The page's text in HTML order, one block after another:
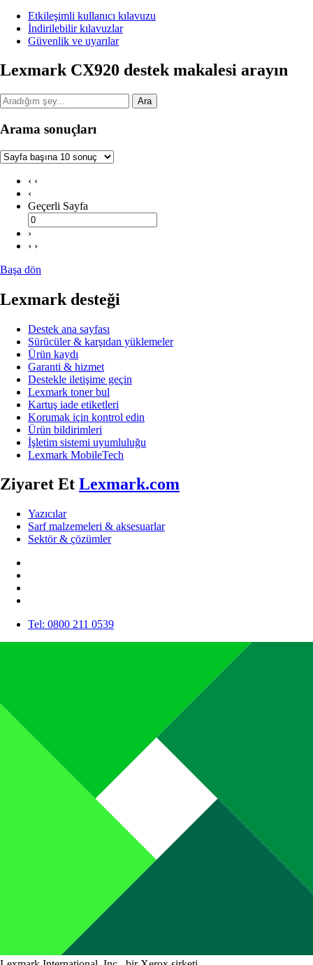
Etkileşimli kullanıcı kılavuzu
İndirilebilir kılavuzlar
Güvenlik ve uyarılar
Lexmark CX920 destek makalesi arayın
Ara
Arama sonuçları
‹ ‹
‹
Geçerli Sayfa
›
› ›
Başa dön
Lexmark desteği
Destek ana sayfası
Sürücüler & karşıdan yüklemeler
Ürün kaydı
Garanti & hizmet
Destekle iletişime geçin
Lexmark toner bul
Kartuş iade etiketleri
Korumak için kontrol edin
Ürün bildirimleri
İşletim sistemi uyumluluğu
Lexmark MobileTech
Ziyaret Et Lexmark.com
Yazıcılar
Sarf malzemeleri & aksesuarlar
Sektör & çözümler
Tel: 0800 211 0539